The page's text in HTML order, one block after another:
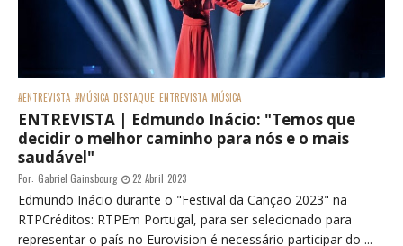
#ENTREVISTA #MÚSICA DESTAQUE ENTREVISTA MÚSICA
ENTREVISTA | Edmundo Inácio: "Temos que
decidir o melhor caminho para nós e o mais
saudável"
Por: Gabriel Gainsbourg 22 Abril 2023
Edmundo Inácio durante o "Festival da Canção 2023" na
RTPCréditos: RTPEm Portugal, para ser selecionado para
representar o país no Eurovision é necessário participar do ...